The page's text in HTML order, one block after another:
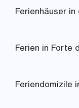
Ferienhäuser
Ferien in Forte
Feriendomizile